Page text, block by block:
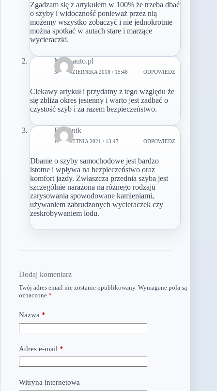
Zgadzam się z artykułem w 100% że trzeba dbać
o szyby i widoczność ponieważ przez nią
możemy wszystko zobaczyć i nie jednokrotnie
można spotkać w autach stare i marzące
wycieraczki.
Moje-auto.pl
3 PAŹDZIERNIKA 2018 / 15:48 ODPOWIEDZ
Ciekawy artykuł i przydatny z tego względu że
się zbliża okres jesienny i warto jest zadbać o
czystość szyb i za razem bezpieczeństwo.
Dominik
13 KWIETNIA 2021 / 13:47 ODPOWIEDZ
Dbanie o szyby samochodowe jest bardzo
istotne i wpływa na bezpieczeństwo oraz
komfort jazdy. Zwłaszcza przednia szyba jest
szczególnie narażona na różnego rodzaju
zarysowania spowodowane kamieniami,
używaniem zabrudzonych wycieraczek czy
zeskrobywaniem lodu.
Dodaj komentarz
Twój adres email nie zostanie opublikowany. Wymagane pola są
oznaczone *
Nazwa *
Adres e-mail *
Witryna internetowa